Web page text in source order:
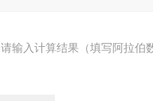
请输入计算结果（填写阿拉伯